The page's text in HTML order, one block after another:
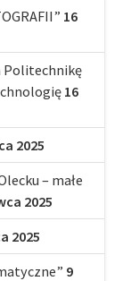
16
Politechnikę
16
2025
– małe
2025
2025
9